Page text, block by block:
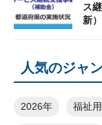
ス
新）
人気のジャ
2026年 福祉